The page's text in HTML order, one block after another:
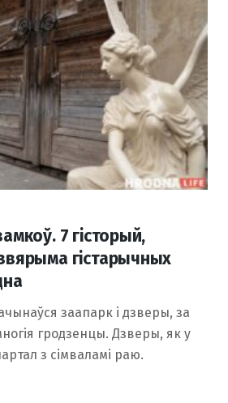
7 гісторый,
гістарычных
заапарк і дзверы, за
гродзенцы. Дзверы, як у
з сімваламі раю.